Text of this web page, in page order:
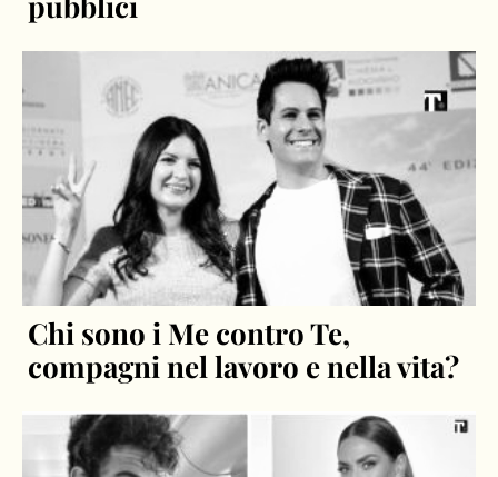
Chi sono i Me contro Te,
compagni nel lavoro e nella vita?